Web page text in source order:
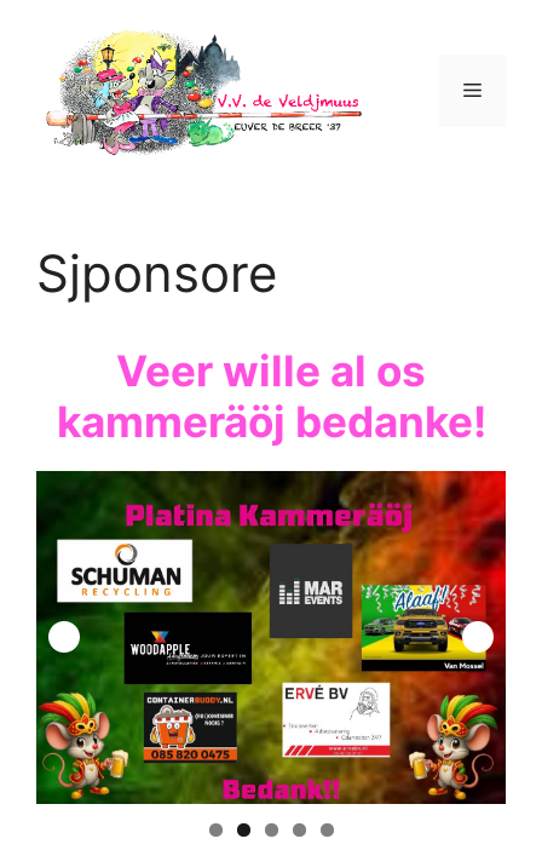
inhoud
Menu
Sjponsore
Veer wille al os
kammeräöj bedanke!